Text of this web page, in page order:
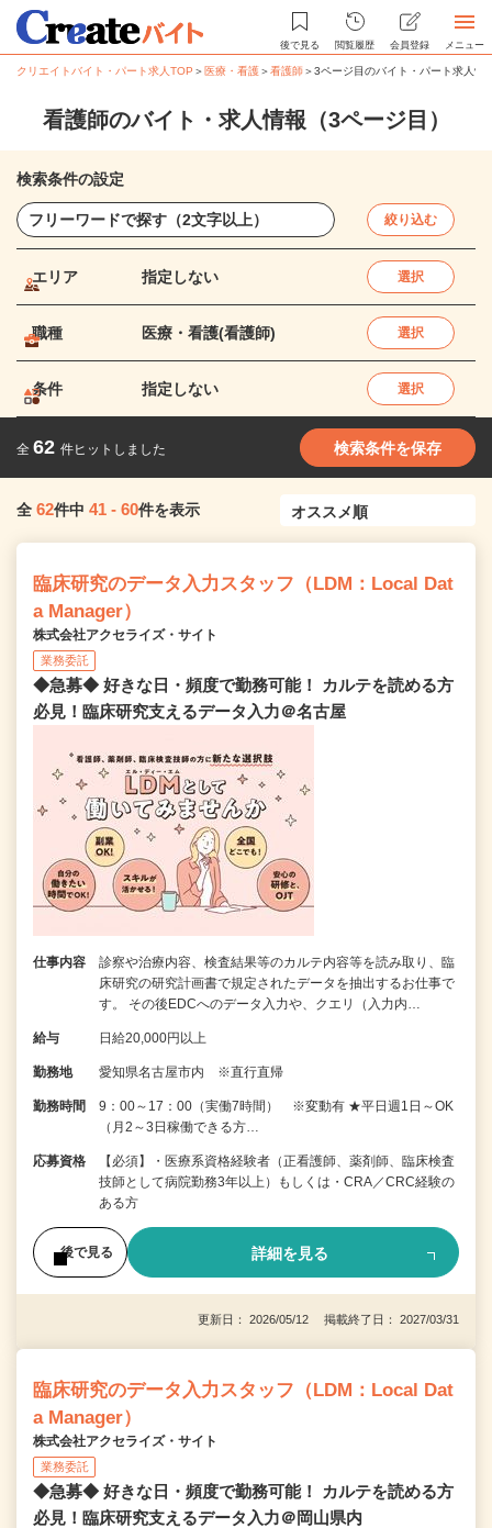
後で見る 閲覧履歴 会員登録 メニュー
クリエイトバイト・パート求人TOP ＞ 医療・看護＞看護師 ＞3ページ目のバイト・パート求人情
看護師のバイト・求人情報（3ページ目）
検索条件の設定
絞り込む
エリア 指定しない 選択
職種 医療・看護(看護師) 選択
条件 指定しない 選択
全 62 件ヒットしました 検索条件を保存
全 62件中 41 - 60件を表示
臨床研究のデータ入力スタッフ（LDM：Local Dat
a Manager）
株式会社アクセライズ・サイト
業務委託
◆急募◆ 好きな日・頻度で勤務可能！ カルテを読める方
必見！臨床研究支えるデータ入力＠名古屋
仕事内容
診察や治療内容、検査結果等のカルテ内容等を読み取り、臨
床研究の研究計画書で規定されたデータを抽出するお仕事で
す。 その後EDCへのデータ入力や、クエリ（入力内…
給与 日給20,000円以上
勤務地 愛知県名古屋市内 ※直行直帰
勤務時間
9：00～17：00（実働7時間） ※変動有 ★平日週1日～OK
（月2～3日稼働できる方…
応募資格
【必須】・医療系資格経験者（正看護師、薬剤師、臨床検査
技師として病院勤務3年以上）もしくは・CRA／CRC経験の
ある方
後で見る 詳細を見る
更新日： 2026/05/12 掲載終了日： 2027/03/31
臨床研究のデータ入力スタッフ（LDM：Local Dat
a Manager）
株式会社アクセライズ・サイト
業務委託
◆急募◆ 好きな日・頻度で勤務可能！ カルテを読める方
必見！臨床研究支えるデータ入力＠岡山県内